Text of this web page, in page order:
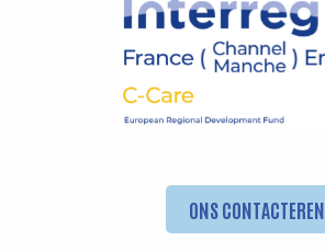
ONS CONTACTEREN